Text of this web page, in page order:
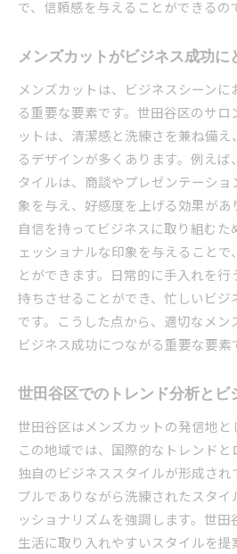
で印象を劇的に変える方法
世田谷区で注目のカッ
流行のスタイルがビジネ
印象を変えるための具体
最新トレンドを活かした
タイル
トレンドに敏感なサロン
地元サロンで実現するメンズ
ビジネススタイル
髪質に最適なカットスタ
個々の髪質に応じたスタ
髪質とビジネススタイル
髪質を考慮したオーダー
ト
世田谷区のメンズカットで手
ジネススタイル
自分らしさを反映するメ
で、信頼感を与えることができるの
メンズカットがビジネス成功
メンズカットは、ビジネスシーン
る重要な要素です。世田谷区のサロ
ットは、清潔感と洗練さを兼ね備
るデザインが多くあります。例えば
タイルは、商談やプレゼンテーシ
象を与え、好感度を上げる効果が
自信を持ってビジネスに取り組むた
ェッショナルな印象を与えること
とができます。日常的に手入れを
持ちさせることができ、忙しいビ
です。こうした点から、適切なメン
ビジネス成功につながる重要な要素
世田谷区でのトレンド分析とビ
世田谷区はメンズカットの発信地と
この地域では、国際的なトレンドと
独自のビジネススタイルが形成され
プルでありながら洗練されたスタイ
ッショナリズムを強調します。世
生活に取り入れやすいスタイルを提